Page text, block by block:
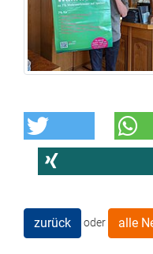
zurück oder alle